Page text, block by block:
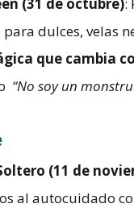
dulces, velas
que cambia
“No soy un
(11 de
al autocuidado